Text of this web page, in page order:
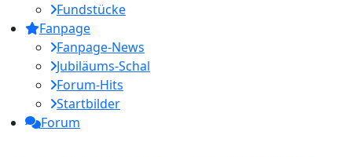
Fundstücke
Fanpage
Fanpage-News
Jubiläums-Schal
Forum-Hits
Startbilder
Forum